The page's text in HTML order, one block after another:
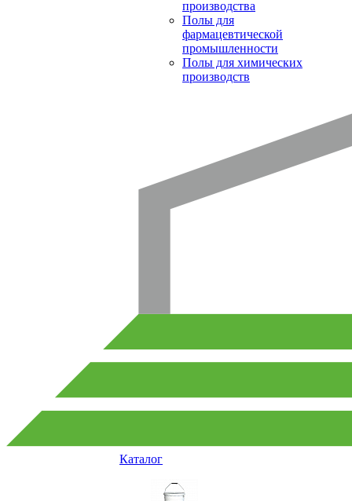
производства
Полы для
фармацевтической
промышленности
Полы для химических
производств
Каталог